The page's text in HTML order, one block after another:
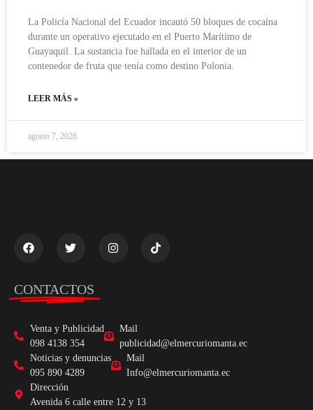
La Policía Nacional del Ecuador incautó 50 bloques de cocaína
durante un operativo ejecutado en el Puerto Marítimo de
Guayaquil. La sustancia fue hallada en el interior de un
contenedor de fruta que tenía como destino Polonia.
LEER MÁS »
agosto 7, 2026
CONTACTOS
Venta y Publicidad
098 4138 354
Mail
publicidad@elmercuriomanta.ec
Noticias y denuncias
095 890 4289
Mail
Info@elmercuriomanta.ec
Dirección
Avenida 6 calle entre 12 y 13